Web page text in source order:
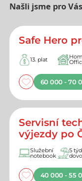
Našli jsme pro Vás
Nejnovější
Safe Hero
13. plat
60 000 - 70
Servisní
výjezdy po
Služební
notebook
5
40 000 - 55